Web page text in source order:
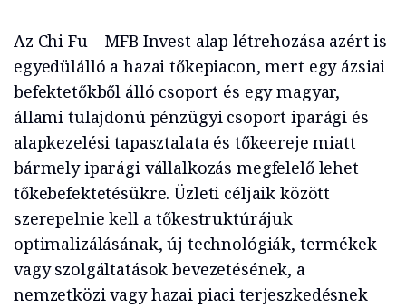
Az Chi Fu – MFB Invest alap létrehozása azért is
egyedülálló a hazai tőkepiacon, mert egy ázsiai
befektetőkből álló csoport és egy magyar,
állami tulajdonú pénzügyi csoport iparági és
alapkezelési tapasztalata és tőkeereje miatt
bármely iparági vállalkozás megfelelő lehet
tőkebefektetésükre. Üzleti céljaik között
szerepelnie kell a tőkestruktúrájuk
optimalizálásának, új technológiák, termékek
vagy szolgáltatások bevezetésének, a
nemzetközi vagy hazai piaci terjeszkedésnek